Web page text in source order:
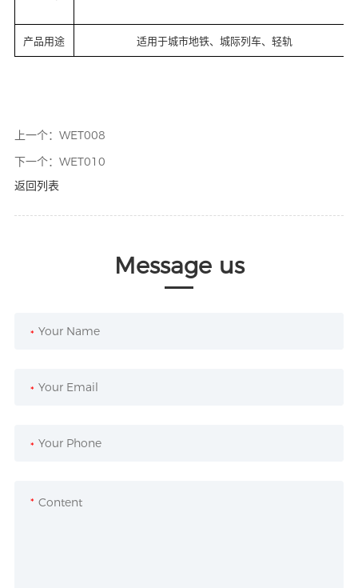
产品用途 适用于城市地铁、城际列车、轻轨
上一个： WET008
下一个： WET010
返回列表
Message us
*
*
*
*